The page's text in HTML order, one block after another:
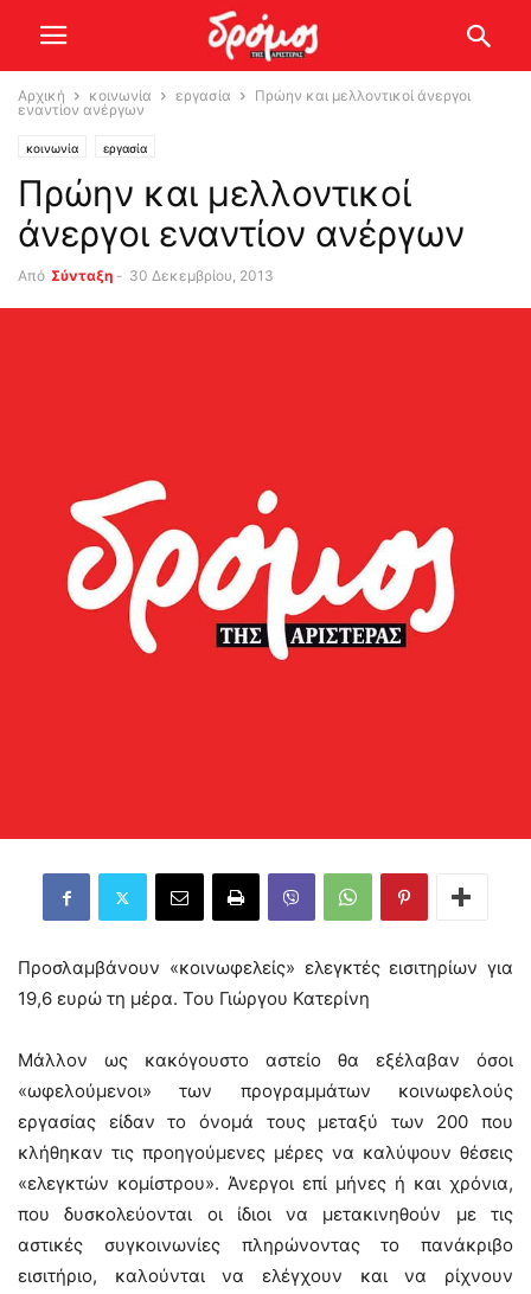
Αρχική κοινωνία εργασία
Πρώην και μελλοντικοί άνεργοι
εναντίον ανέργων
κοινωνία εργασία
Πρώην και μελλοντικοί
άνεργοι εναντίον ανέργων
Από Σύνταξη - 30 Δεκεμβρίου, 2013
Προσλαμβάνουν «κοινωφελείς» ελεγκτές εισιτηρίων για
19,6 ευρώ τη μέρα. Του Γιώργου Κατερίνη
Μάλλον ως κακόγουστο αστείο θα εξέλαβαν όσοι
«ωφελούμενοι» των προγραμμάτων κοινωφελούς
εργασίας είδαν το όνομά τους μεταξύ των 200 που
κλήθηκαν τις προηγούμενες μέρες να καλύψουν θέσεις
«ελεγκτών κομίστρου». Άνεργοι επί μήνες ή και χρόνια,
που δυσκολεύονται οι ίδιοι να μετακινηθούν με τις
αστικές συγκοινωνίες πληρώνοντας το πανάκριβο
εισιτήριο, καλούνται να ελέγχουν και να ρίχνουν